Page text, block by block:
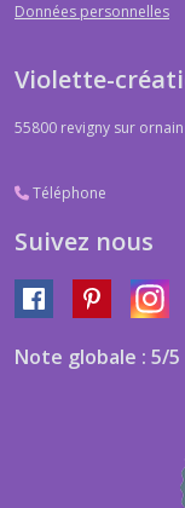
Données personnelles
Violette-
55800 revigny sur ornain
Téléphone
Suivez nous
Note globale : 5/5